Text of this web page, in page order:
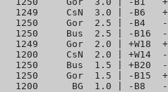
1249     CsN  3.0 | -B6
1250     Gor  2.5 | -B4   -
1250     Bus  2.5 | -B16  -
1249     Gor  2.0 | +W18
1200     CsN  2.0 | +W14
1250     Bus  1.5 | +B20  -
1250     Gor  1.5 | -B15
1200      BG  1.0 | -B8   -